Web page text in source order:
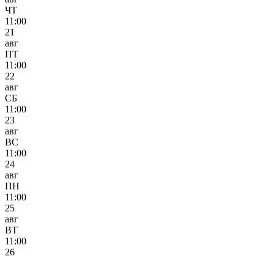
ЧТ
11:00
21
авг
ПТ
11:00
22
авг
СБ
11:00
23
авг
ВС
11:00
24
авг
ПН
11:00
25
авг
ВТ
11:00
26